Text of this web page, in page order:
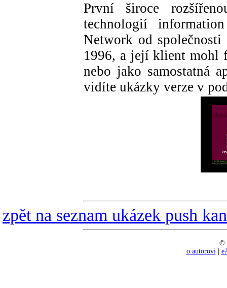
První široce
technologií
Network od společnosti
1996, a její klient mohl
nebo jako samostatná
vidíte ukázky verze v
zpět na seznam ukázek push
©
o autorovi|